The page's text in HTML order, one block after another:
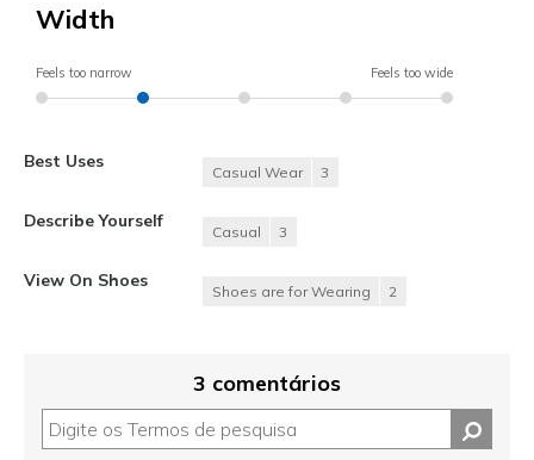
Width
Feels too narrow Feels too wide
Best Uses
Casual Wear 3
Describe Yourself
Casual 3
View On Shoes
Shoes are for Wearing 2
3 comentários